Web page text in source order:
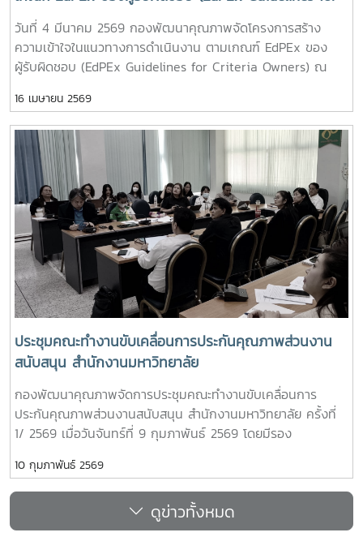
มหาวิทยาลัยแม่โจ้-ชุมพร ด้วย # AUN-QA # Refresh
Assessors : MJU Assessors # กองพัฒนาคุณภาพ
Criteria Owners)
วันที่ 4 มีนาคม 2569 กองพัฒนาคุณภาพจัดโครงการสร้าง
ความเข้าใจในแนวทางการดำเนินงาน ตามเกณฑ์ EdPEx ของ
ผู้รับผิดชอบ (EdPEx Guidelines for Criteria Owners) ณ
รัตนราชสุดา มหาวิทยาลัยแม่โจ้ ผู้เข้าร่วมโครงการประกอบด้วยผู้
บริหารและผู้ปฏิบัติงานประกันคุณภาพส่วนงานสนับสนุน (สำนัก
บริหารและพัฒนาวิชาการ สำนักวิจัยและส่งเสริมวิชาการ
การเกษตร สำนักหอสมุด สำนักงานสภามหาวิทยาลัย และ ระดับ
กอง/ฝ่าย สังกัดสำนักงานมหาวิทยาลัย) โดยมี ผู้ช่วยอธิการบดี
(ผู้ช่วยศาสตราจารย์ ดร.ปรีดา ศรีนฤวรรณ) เป็นวิทยากรบรรยาย
# EdPEx Owners # กองพัฒนาคุณภาพ
16 เมษายน 2569
ประชุมคณะทำงานขับเคลื่อนการประกันคุณภาพส่วนงาน
สนับสนุน สำนักงานมหาวิทยาลัย
กองพัฒนาคุณภาพจัดการประชุมคณะทำงานขับเคลื่อนการ
ประกันคุณภาพส่วนงานสนับสนุน สำนักงานมหาวิทยาลัย ครั้งที่
1/ 2569 เมื่อวันจันทร์ที่ 9 กุมภาพันธ์ 2569 โดยมีรอง
งานฯ ร่วมด้วยผู้อำนวยการกอง หัวหน้าฝ่าย และผู้ปฏิบัติงาน
ประกันคุณภาพของแต่ละกอง/ฝ่าย เข้าร่วมประชุมหารือ และ
วางแผนการดำเนินงานประกันคุณภาพฯ ของสำนักงาน
มหาวิทยาลัย โดยมีการวิเคราะห์ถึงบริการหลักในโครงร่างองค์กร
10 กุมภาพันธ์ 2569
ดูข่าวทั้งหมด